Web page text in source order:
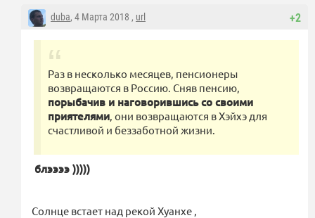
+2
duba, 4 Марта 2018 , url
Раз в несколько месяцев, пенсионеры
возвращаются в Россию. Сняв пенсию,
порыбачив и наговорившись со своими
приятелями, они возвращаются в Хэйхэ для
счастливой и беззаботной жизни.
блээээ )))))
Солнце встает над рекой Хуанхе ,